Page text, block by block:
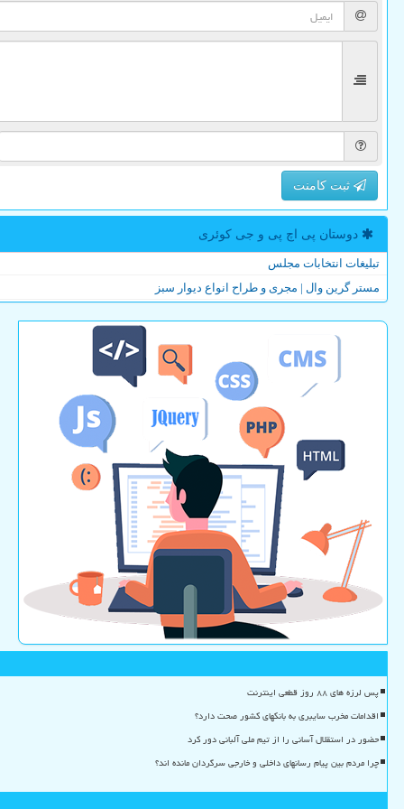
ثبت کامنت
دوستان پی اچ پی و جی كوئری
تبلیغات انتخابات مجلس
مستر گرین وال | مجری و طراح انواع دیوار سبز
پس لرزه های ۸۸ روز قطعی اینترنت
اقدامات مخرب سایبری به بانکهای کشور صحت دارد؟
حضور در استقلال آسانی را از تیم ملی آلبانی دور کرد
چرا مردم بین پیام رسانهای داخلی و خارجی سرگردان مانده اند؟